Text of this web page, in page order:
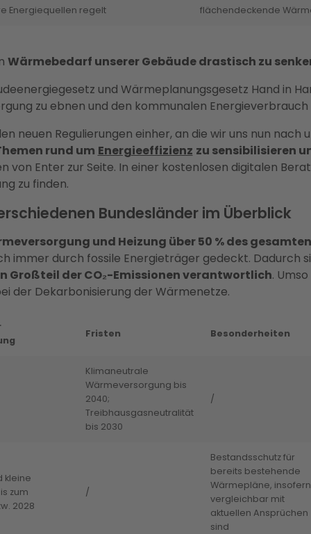
Energiequellen regelt
flächendeckende
Wärmebedarf unserer Gebäude drastisch zu
und Wärmeplanungsgesetz Hand in
zu ebnen und den kommunalen Energieverbrauch
neuen Regulierungen einher, an die wir uns nun nach
rund um Energieeffizienz zu sensibilisieren
von Enter zur Seite. In einer kostenlosen digitalen
zu finden.
Bundesländer im Überblick
und Heizung über 50 % des
immer durch fossile Energieträger gedeckt. Dadurch
Großteil der CO₂-Emissionen verantwortlich.
der Dekarbonisierung der Wärmenetze.
Fristen Besonderheiten
Klimaneutrale
Wärmeversorgung bis
2040;
Treibhausgasneutralität
bis 2030
/
kleine
zum
2028
/
Bestandsschutz für
bereits bestehende
Wärmepläne,
vergleichbar mit
aktuellen Ansprüchen
sind